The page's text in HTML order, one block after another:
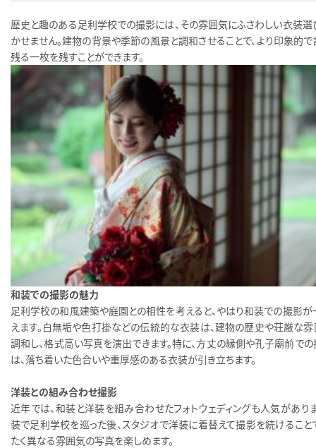
歴史と趣のある足利学校での撮影には、その雰囲気にふさわしい衣装
かせません。建物の背景や季節の風景と調和させることで、より印象的
残る一枚を残すことができます。
和装での撮影の魅力
足利学校の和風建築や庭園との相性を考えると、やはり和装での撮影
えます。白無垢や色打掛などの伝統的な衣装は、建物の歴史や荘厳な
調和し、格式高い写真を演出できます。特に、方丈の縁側や孔子廟前で
は、落ち着いた色合いや重厚感のある衣装が引き立ちます。
洋装との組み合わせ撮影
近年では、和装と洋装を組み合わせたフォトウェディングも人気があり
装で足利学校を巡った後、スタジオで洋装に着替えて撮影を続けること
たく異なる雰囲気の写真を楽しめます。